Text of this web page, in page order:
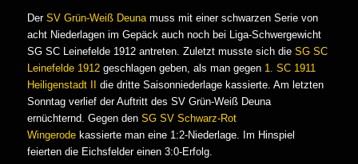
Der SV Grün-Weiß Deunamuss mit einer schwarzen Serie von
acht Niederlagen im Gepäck auch noch bei Liga-Schwergewicht
SG SC Leinefelde 1912 antreten. Zuletzt musste sich die SG SC
Leinefelde 1912geschlagen geben, als man gegen 1. SC 1911
Heiligenstadt II die dritte Saisonniederlage kassierte. Am letzten
Sonntag verlief der Auftritt des SV Grün-Weiß Deuna
ernüchternd. Gegen den SG SV Schwarz-Rot
Wingerodekassierte man eine 1:2-Niederlage. Im Hinspiel
feierten die Eichsfelder einen 3:0-Erfolg.